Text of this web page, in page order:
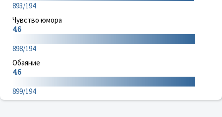
893/194
Чувство юмора
4.6
898/194
Обаяние
4.6
899/194